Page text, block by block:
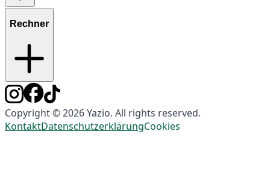
Rechner
Copyright © 2026 Yazio. All rights reserved.
KontaktDatenschutzerklärungCookies